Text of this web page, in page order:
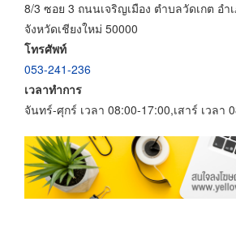
8/3 ซอย 3 ถนนเจริญเมือง ตำบลวัดเกต อำเ
จังหวัดเชียงใหม่ 50000
โทรศัพท์
053-241-236
เวลาทำการ
จันทร์-ศุกร์ เวลา 08:00-17:00,เสาร์ เวลา